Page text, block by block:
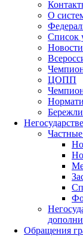
О
Список
ЦОПП
Обращения